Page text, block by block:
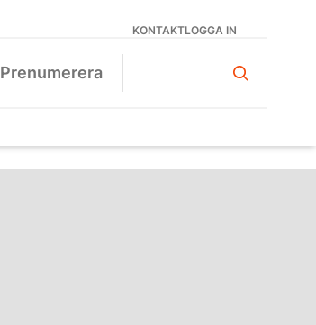
KONTAKTLOGGA IN
Prenumerera